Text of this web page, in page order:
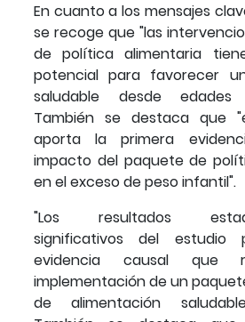
En cuanto a los mensajes
se recoge que "las
de política alimentaria
potencial para favorecer
saludable desde edades
También se destaca que
aporta la primera
impacto del paquete de
en el exceso de peso infantil".
"Los resultados
significativos del estudio
evidencia causal que
implementación de un
de alimentación